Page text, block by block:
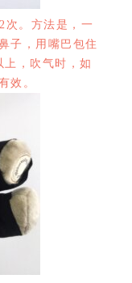
次。方法是，一
子，用嘴巴包住
上，吹气时，如
效。